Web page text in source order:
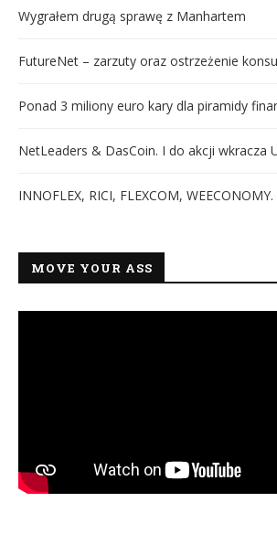
Wygrałem drugą sprawę z Manhartem
FutureNet – zarzuty oraz ostrzeżenie
Ponad 3 miliony euro kary dla piramidy
NetLeaders & DasCoin. I do akcji wkracza
INNOFLEX, RICI, FLEXCOM,
MOVE YOUR ASS